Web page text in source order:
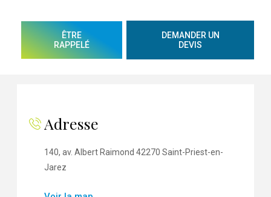
ÊTRE
RAPPELÉ
DEMANDER UN
DEVIS
Adresse
140, av. Albert Raimond 42270 Saint-Priest-en-
Jarez